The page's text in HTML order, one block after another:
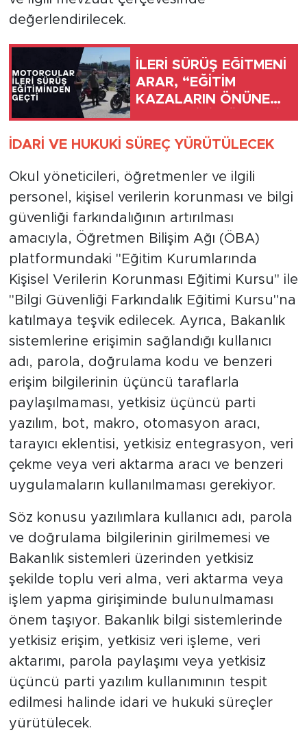
değerlendirilecek.
İLERİ SÜRÜŞ EĞİTMENİ
ARAR, “EĞİTİM
KAZALARIN ÖNÜNE
İDARİ VE HUKUKİ SÜREÇ YÜRÜTÜLECEK
Okul yöneticileri, öğretmenler ve ilgili
personel, kişisel verilerin korunması ve bilgi
güvenliği farkındalığının artırılması
amacıyla, Öğretmen Bilişim Ağı (ÖBA)
platformundaki "Eğitim Kurumlarında
Kişisel Verilerin Korunması Eğitimi Kursu" ile
"Bilgi Güvenliği Farkındalık Eğitimi Kursu"na
katılmaya teşvik edilecek. Ayrıca, Bakanlık
sistemlerine erişimin sağlandığı kullanıcı
adı, parola, doğrulama kodu ve benzeri
erişim bilgilerinin üçüncü taraflarla
paylaşılmaması, yetkisiz üçüncü parti
yazılım, bot, makro, otomasyon aracı,
tarayıcı eklentisi, yetkisiz entegrasyon, veri
çekme veya veri aktarma aracı ve benzeri
uygulamaların kullanılmaması gerekiyor.
Söz konusu yazılımlara kullanıcı adı, parola
ve doğrulama bilgilerinin girilmemesi ve
Bakanlık sistemleri üzerinden yetkisiz
şekilde toplu veri alma, veri aktarma veya
işlem yapma girişiminde bulunulmaması
önem taşıyor. Bakanlık bilgi sistemlerinde
yetkisiz erişim, yetkisiz veri işleme, veri
aktarımı, parola paylaşımı veya yetkisiz
üçüncü parti yazılım kullanımının tespit
edilmesi halinde idari ve hukuki süreçler
yürütülecek.